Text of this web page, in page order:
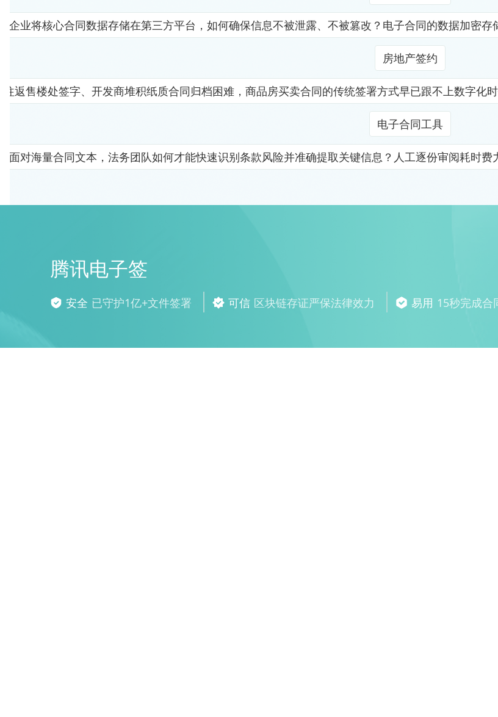
企业将核心合同数据存储在第三方平台，如何确保信息不被泄露、不被篡改？电子合同的数据加密
房地产签约
往返售楼处签字、开发商堆积纸质合同归档困难，商品房买卖合同的传统签署方式早已跟不上数字
电子合同工具
面对海量合同文本，法务团队如何才能快速识别条款风险并准确提取关键信息？人工逐份审阅耗时
腾讯电子签
安全 已守护1亿+文件签署 可信 区块链存证严保法律效力 易用 15秒完成合